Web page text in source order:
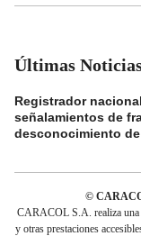
Últimas
Registrador
señalamientos de
desconocimiento
©
CARACOL S.A. realiza una
y otras prestaciones